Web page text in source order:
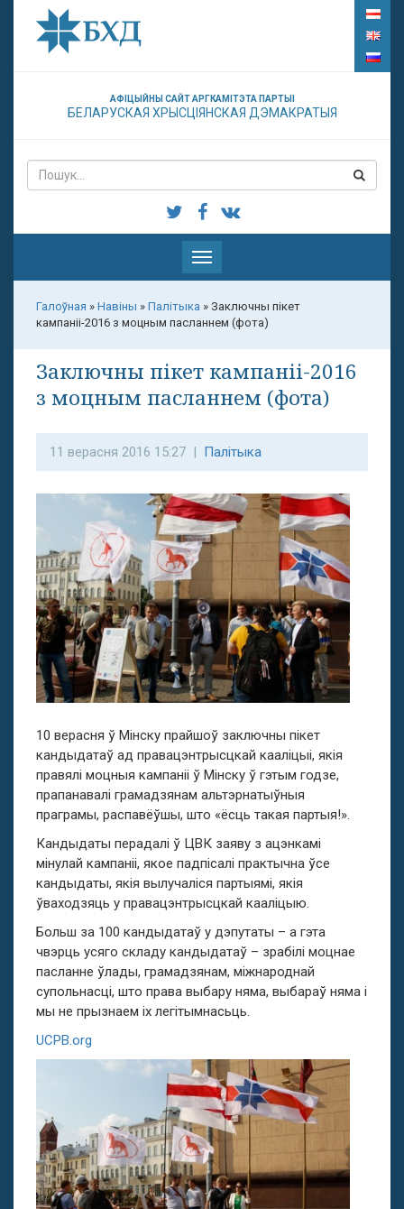
АФІЦЫЙНЫ САЙТ АРГКАМІТЭТА ПАРТЫІ
БЕЛАРУСКАЯ ХРЫСЦІЯНСКАЯ ДЭМАКРАТЫЯ
Паказаць
меню
Галоўная » Навіны » Палітыка » Заключны пікет
кампаніі-2016 з моцным пасланнем (фота)
Заключны пікет кампаніі-2016
з моцным пасланнем (фота)
11 верасня 2016 15:27 | Палітыка
10 верасня ў Мінску прайшоў заключны пікет
кандыдатаў ад правацэнтрысцкай кааліцыі, якія
правялі моцныя кампаніі ў Мінску ў гэтым годзе,
прапанавалі грамадзянам альтэрнатыўныя
праграмы, распавёўшы, што «ёсць такая партыя!».
Кандыдаты перадалі ў ЦВК заяву з ацэнкамі
мінулай кампаніі, якое падпісалі практычна ўсе
кандыдаты, якія вылучаліся партыямі, якія
ўваходзяць у правацэнтрысцкай кааліцыю.
Больш за 100 кандыдатаў у дэпутаты – а гэта
чвэрць усяго складу кандыдатаў – зрабілі моцнае
пасланне ўлады, грамадзянам, міжнароднай
супольнасці, што права выбару няма, выбараў няма і
мы не прызнаем іх легітымнасьць.
UCPB.org